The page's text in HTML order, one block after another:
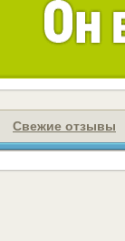
Свежие отзывы